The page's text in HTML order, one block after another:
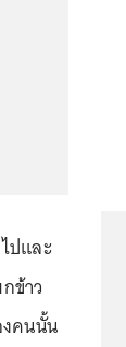
ปและ
ข้าว
คนนั้น